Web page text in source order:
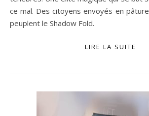
ce mal. Des citoyens envoyés en
peuplent le Shadow Fold.
LIRE LA SUITE